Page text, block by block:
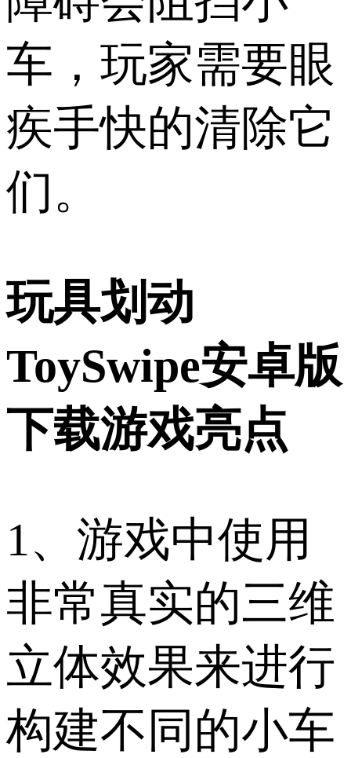
车，玩家需要眼
疾手快的清除它
们。
玩具划动
ToySwipe安卓版
下载游戏亮点
1、游戏中使用
非常真实的三维
立体效果来进行
构建不同的小车